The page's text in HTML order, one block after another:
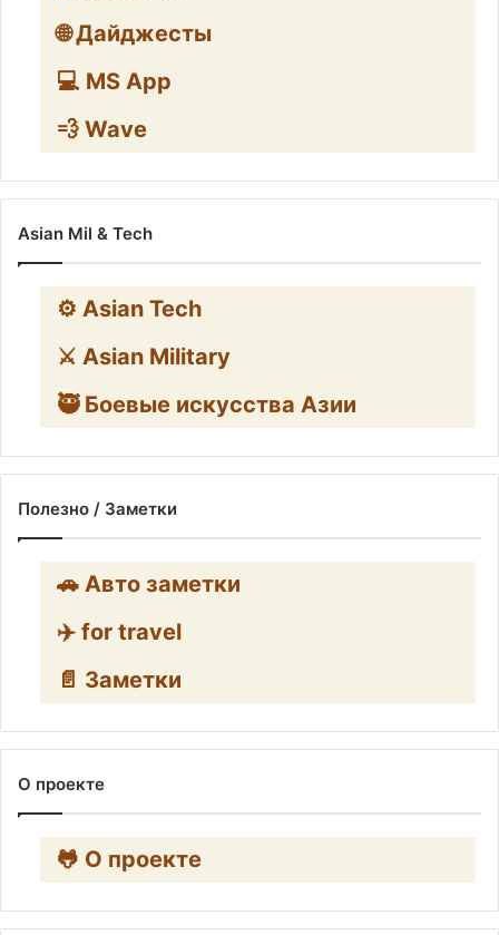
🌐 Дайджесты
💻 MS App
💨 Wave
Asian Mil & Tech
⚙️ Asian Tech
⚔️ Asian Military
🥷 Боевые искусства Азии
Полезно / Заметки
🚗 Авто заметки
✈️ for travel
📄 Заметки
О проекте
🐸 О проекте